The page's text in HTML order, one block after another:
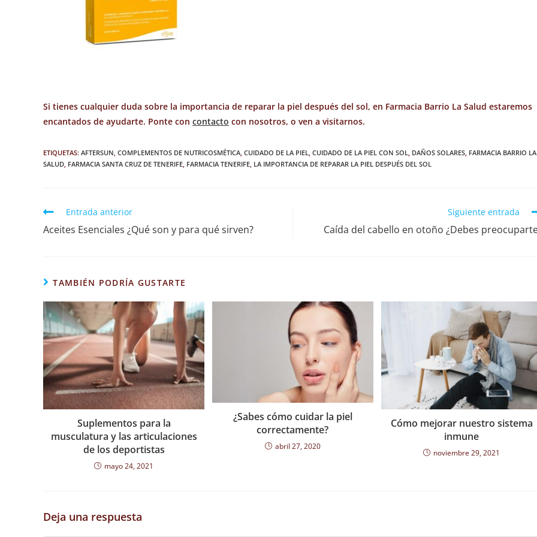
Si tienes cualquier duda sobre la importancia de reparar la piel después del sol, en Farmacia Barrio La Salud estaremos
encantados de ayudarte. Ponte con contacto con nosotros, o ven a visitarnos.
ETIQUETAS: AFTERSUN, COMPLEMENTOS DE NUTRICOSMÉTICA, CUIDADO DE LA PIEL, CUIDADO DE LA PIEL CON SOL, DAÑOS SOLARES, FARMACIA BARRIO LA
SALUD, FARMACIA SANTA CRUZ DE TENERIFE, FARMACIA TENERIFE, LA IMPORTANCIA DE REPARAR LA PIEL DESPUÉS DEL SOL
Entrada anterior
Aceites Esenciales ¿Qué son y para qué sirven?
Siguiente entrada
Caída del cabello en otoño ¿Debes
TAMBIÉN PODRÍA GUSTARTE
Suplementos para la
musculatura y las articulaciones
de los deportistas
mayo 24, 2021
¿Sabes cómo cuidar la piel
correctamente?
abril 27, 2020
Cómo mejorar nuestro sistema
inmune
noviembre 29, 2021
Deja una respuesta